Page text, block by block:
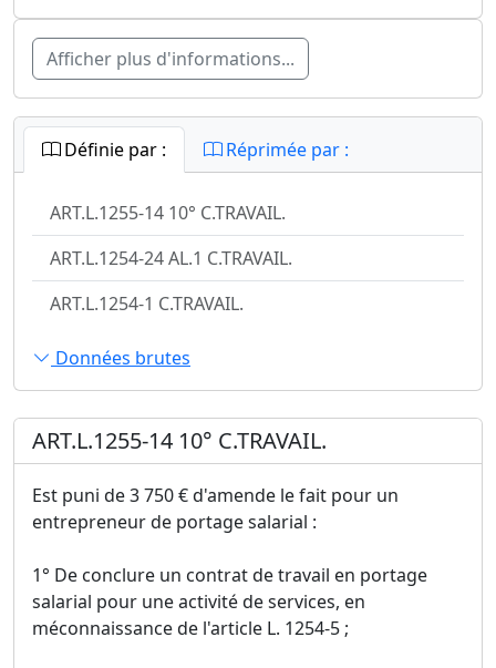
Afficher plus d'informations...
Définie par : Réprimée par :
ART.L.1255-14 10° C.TRAVAIL.
ART.L.1254-24 AL.1 C.TRAVAIL.
ART.L.1254-1 C.TRAVAIL.
Données brutes
ART.L.1255-14 10° C.TRAVAIL.
Est puni de 3 750 € d'amende le fait pour un
entrepreneur de portage salarial :
1° De conclure un contrat de travail en portage
salarial pour une activité de services, en
méconnaissance de l'article L. 1254-5 ;